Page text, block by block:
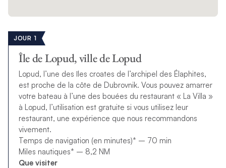
JOUR 1
Île de Lopud, ville de Lopud
Lopud, l’une des îles croates de l’archipel des Élaphites,
est proche de la côte de Dubrovnik. Vous pouvez amarrer
votre bateau à l’une des bouées du restaurant « La Villa »
à Lopud, l’utilisation est gratuite si vous utilisez leur
restaurant, une expérience que nous recommandons
vivement.
Temps de navigation (en minutes)* – 70 min
Miles nautiques* – 8,2 NM
Que visiter